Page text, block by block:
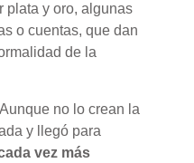
plata y oro, algunas
o cuentas, que dan
de la
no lo crean la
y llegó para
vez más